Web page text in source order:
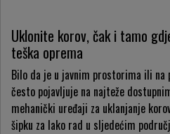
Uklonite korov, čak i tamo
teška oprema
Bilo da je u javnim prostorima ili
često pojavljuje na najteže
mehanički uređaji za uklanjanje
šipku za lako rad u sljedećim